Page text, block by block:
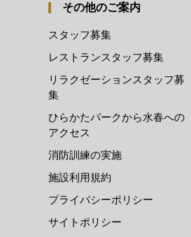
その他のご案内
スタッフ募集
レストランスタッフ募集
リラクゼーションスタッフ募
集
ひらかたパークから水春への
アクセス
消防訓練の実施
施設利用規約
プライバシーポリシー
サイトポリシー